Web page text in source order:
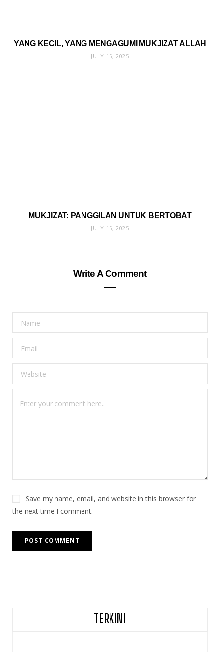
YANG KECIL, YANG MENGAGUMI MUKJIZAT ALLAH
JULY 15, 2025
MUKJIZAT: PANGGILAN UNTUK BERTOBAT
JULY 15, 2025
Write A Comment
Save my name, email, and website in this browser for
the next time I comment.
TERKINI